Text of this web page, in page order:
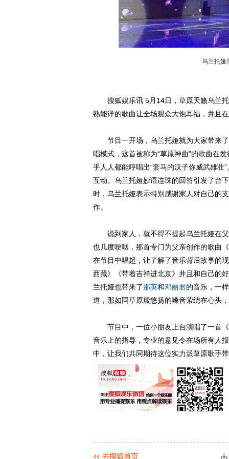
乌兰托娅
搜狐娱乐讯 5月14日，草原天籁乌兰托
熟能详的歌曲让全场观众大饱耳福，并且
节目一开场，乌兰托娅就为大家带来了
唱模式，这首被称为“草原神曲”的歌曲在
乎人人都能哼唱出“套马的汉子你威武雄
互动。乌兰托娅妙语连珠的回答引发了台
时，乌兰托娅表示特别感谢家人对自己的
作。
说到家人，就不得不提起乌兰托娅在父
也几度哽咽，那首专门为父亲创作的歌曲
在节目中唱起，让了解了音乐背后故事的
西藏》《带着吉祥进北京》并且和自己的
兰托娅也带来了那英和邓丽君的音乐，一
道，那如同草原般悠扬的嗓音萦绕在心头
节目中，一位小朋友上台演唱了一首《
音乐上的指导，专业的意见令在场所有人
中，让我们共同期待这位实力派草原歌手